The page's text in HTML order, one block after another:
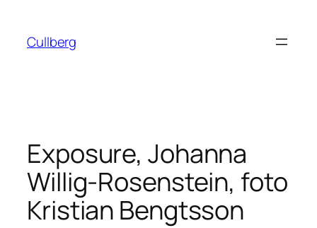
innehåll
Cullberg
Exposure, Johanna
Willig-Rosenstein, foto
Kristian Bengtsson